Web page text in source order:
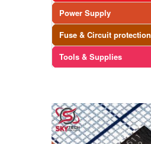
Power Supply
Fuse & Circuit protection
Tools & Supplies